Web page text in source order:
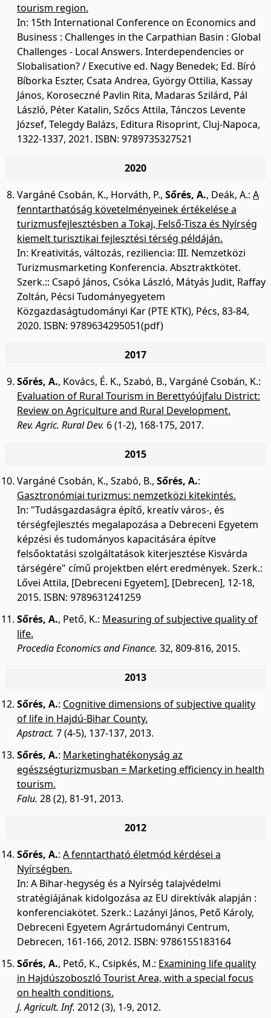
tourism region.
In: 15th International Conference on Economics and
Business : Challenges in the Carpathian Basin : Global
Challenges - Local Answers. Interdependencies or
Slobalisation? / Executive ed. Nagy Benedek; Ed. Bíró
Bíborka Eszter, Csata Andrea, György Ottilia, Kassay
János, Koroseczné Pavlin Rita, Madaras Szilárd, Pál
László, Péter Katalin, Szőcs Attila, Tánczos Levente
József, Telegdy Balázs, Editura Risoprint, Cluj-Napoca,
1322-1337, 2021. ISBN: 9789735327521
2020
Vargáné Csobán, K., Horváth, P., Sőrés, A., Deák, A.: A
fenntarthatóság követelményeinek értékelése a
turizmusfejlesztésben a Tokaj, Felső-Tisza és Nyírség
kiemelt turisztikai fejlesztési térség példáján.
In: Kreativitás, változás, reziliencia: III. Nemzetközi
Turizmusmarketing Konferencia. Absztraktkötet.
Szerk.:: Csapó János, Csóka László, Mátyás Judit, Raffay
Zoltán, Pécsi Tudományegyetem
Közgazdaságtudományi Kar (PTE KTK), Pécs, 83-84,
2020. ISBN: 9789634295051(pdf)
2017
Sőrés, A., Kovács, É. K., Szabó, B., Vargáné Csobán, K.:
Evaluation of Rural Tourism in Berettyóújfalu District:
Review on Agriculture and Rural Development.
Rev. Agric. Rural Dev. 6 (1-2), 168-175, 2017.
2015
Vargáné Csobán, K., Szabó, B., Sőrés, A.:
Gasztronómiai turizmus: nemzetközi kitekintés.
In: "Tudásgazdaságra építő, kreatív város-, és
térségfejlesztés megalapozása a Debreceni Egyetem
képzési és tudományos kapacitására építve
felsőoktatási szolgáltatások kiterjesztése Kisvárda
társégére" című projektben elért eredmények. Szerk.:
Lővei Attila, [Debreceni Egyetem], [Debrecen], 12-18,
2015. ISBN: 9789631241259
Sőrés, A., Pető, K.: Measuring of subjective quality of
life.
Procedia Economics and Finance. 32, 809-816, 2015.
2013
Sőrés, A.: Cognitive dimensions of subjective quality
of life in Hajdú-Bihar County.
Apstract. 7 (4-5), 137-137, 2013.
Sőrés, A.: Marketinghatékonyság az
egészségturizmusban = Marketing efficiency in health
tourism.
Falu. 28 (2), 81-91, 2013.
2012
Sőrés, A.: A fenntartható életmód kérdései a
Nyírségben.
In: A Bihar-hegység és a Nyírség talajvédelmi
stratégiájának kidolgozása az EU direktívák alapján :
konferenciakötet. Szerk.: Lazányi János, Pető Károly,
Debreceni Egyetem Agrártudományi Centrum,
Debrecen, 161-166, 2012. ISBN: 9786155183164
Sőrés, A., Pető, K., Csipkés, M.: Examining life quality
in Hajdúszoboszló Tourist Area, with a special focus
on health conditions.
J. Agricult. Inf. 2012 (3), 1-9, 2012.